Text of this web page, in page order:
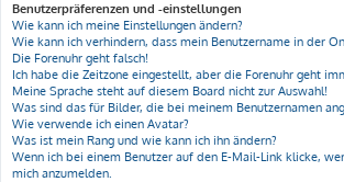
Benutzerpräferenzen und -einstellungen
Wie kann ich meine Einstellungen ändern?
Wie kann ich verhindern, dass mein Benutzername in der
Die Forenuhr geht falsch!
Ich habe die Zeitzone eingestellt, aber die Forenuhr geht
Meine Sprache steht auf diesem Board nicht zur Auswahl!
Was sind das für Bilder, die bei meinem Benutzernamen
Wie verwende ich einen Avatar?
Was ist mein Rang und wie kann ich ihn ändern?
Wenn ich bei einem Benutzer auf den E-Mail-Link klicke,
mich anzumelden.